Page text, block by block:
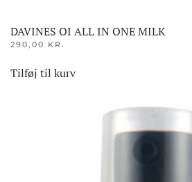
DAVINES OI ALL IN ONE MILK
290,00 KR.
Tilføj til kurv